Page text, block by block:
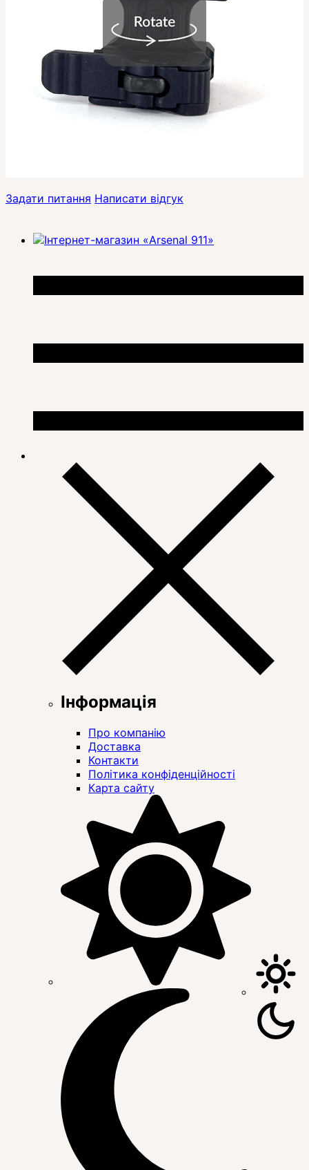
Задати питання Написати відгук
Інформація
Про компанію
Доставка
Контакти
Політика конфіденційності
Карта сайту